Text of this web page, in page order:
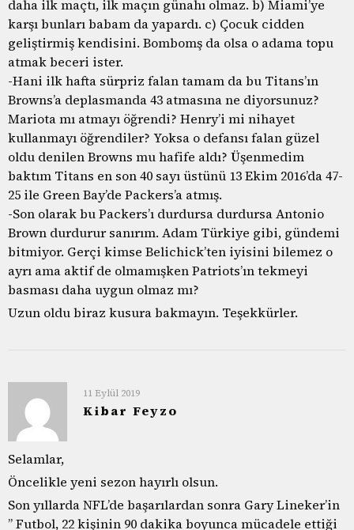
daha ilk maçtı, ilk maçın günahı olmaz. b) Miami’ye
karşı bunları babam da yapardı. c) Çocuk cidden
geliştirmiş kendisini. Bombomş da olsa o adama topu
atmak beceri ister.
-Hani ilk hafta sürpriz falan tamam da bu Titans’ın
Browns’a deplasmanda 43 atmasına ne diyorsunuz?
Mariota mı atmayı öğrendi? Henry’i mi nihayet
kullanmayı öğrendiler? Yoksa o defansı falan güzel
oldu denilen Browns mu hafife aldı? Üşenmedim
baktım Titans en son 40 sayı üstünü 13 Ekim 2016’da 47-
25 ile Green Bay’de Packers’a atmış.
-Son olarak bu Packers’ı durdursa durdursa Antonio
Brown durdurur sanırım. Adam Türkiye gibi, gündemi
bitmiyor. Gerçi kimse Belichick’ten iyisini bilemez o
ayrı ama aktif de olmamışken Patriots’ın tekmeyi
basması daha uygun olmaz mı?
Uzun oldu biraz kusura bakmayın. Teşekkürler.
11 Eylül 2019
Kibar Feyzo
Selamlar,
Öncelikle yeni sezon hayırlı olsun.
Son yıllarda NFL’de başarılardan sonra Gary Lineker’in
” Futbol, 22 kişinin 90 dakika boyunca mücadele ettiği